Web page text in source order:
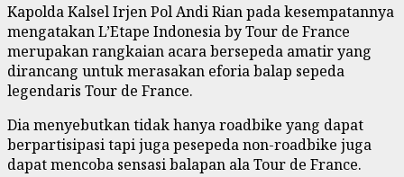
Kapolda Kalsel Irjen Pol Andi Rian pada kesempatannya
mengatakan L’Etape Indonesia by Tour de France
merupakan rangkaian acara bersepeda amatir yang
dirancang untuk merasakan eforia balap sepeda
legendaris Tour de France.
Dia menyebutkan tidak hanya roadbike yang dapat
berpartisipasi tapi juga pesepeda non-roadbike juga
dapat mencoba sensasi balapan ala Tour de France.